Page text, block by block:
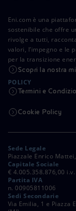
Eni.com è una
sostenibile che offre
rivolge a tutti,
valori, l’impegno e le
per la transizione
Scopri la nostra
POLICY
Termini e
Cookie Policy
Sede Legale
Piazzale Enrico
Capitale Sociale
€ 4.005.358.876,00 i.v.
Partita IVA
n. 00905811006
Sedi Secondarie
Via Emilia, 1 e Piazza